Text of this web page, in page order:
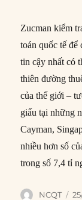
Zucman kiểm
toán quốc tế để
tin cậy nhất có
thiên đường
của thế giới –
giấu tại những
Cayman,
nhiều hơn số
trong số 7,4 tỉ
Author
NCQT